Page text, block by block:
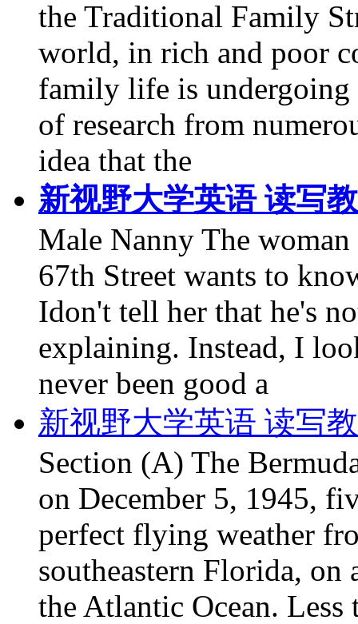
the Traditional Family
world, in rich and poor
family life is undergoing
of research from
idea that the
新视野大学英语 读写
Male Nanny The
67th Street wants to
Idon't tell her that he's
explaining. Instead, I
never been good a
新视野大学英语 读写
Section (A) The
on December 5, 1945,
perfect flying weather
southeastern Florida,
the Atlantic Ocean. Less